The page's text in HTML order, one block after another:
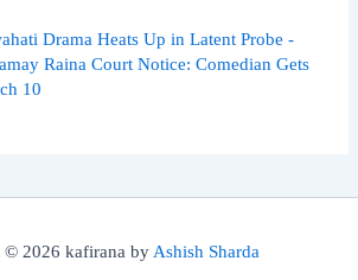
Drama Heats Up in Latent Probe -
Raina Court Notice: Comedian Gets
10
© 2026 kafirana byAshish Sharda